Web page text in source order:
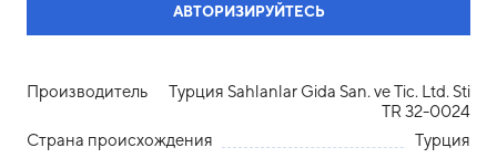
АВТОРИЗИРУЙТЕСЬ
Производитель
Турция Sahlanlar Gida San. ve Tic. Ltd. Sti
TR 32-0024
Страна происхождения
Турция